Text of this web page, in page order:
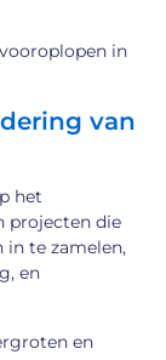
in
van
het
projecten die
in te zamelen,
en
en